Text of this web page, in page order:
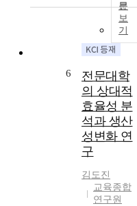
문
보
기
6
전문대학
의 상대적
효율성 분
석과 생산
성변화 연
구
김도진
교육종합
연구원